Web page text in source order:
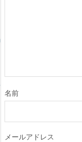
名前
メールアドレス